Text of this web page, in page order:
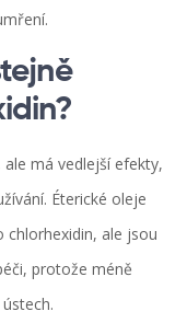
má vedlejší efekty,
Éterické oleje
chlorhexidin, ale jsou
protože méně